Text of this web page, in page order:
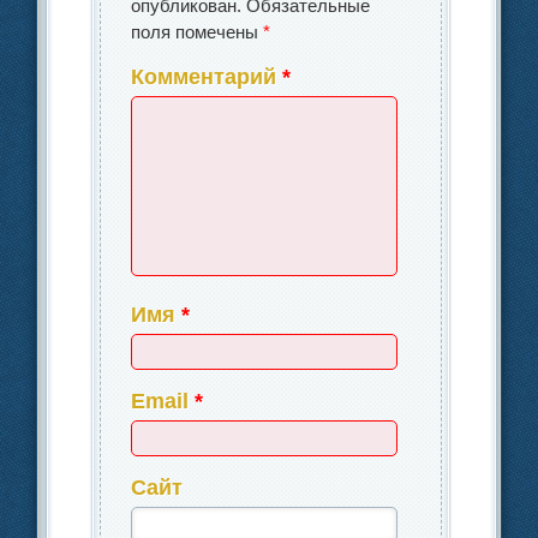
опубликован. Обязательные
поля помечены*
Комментарий*
Имя*
Email*
Сайт